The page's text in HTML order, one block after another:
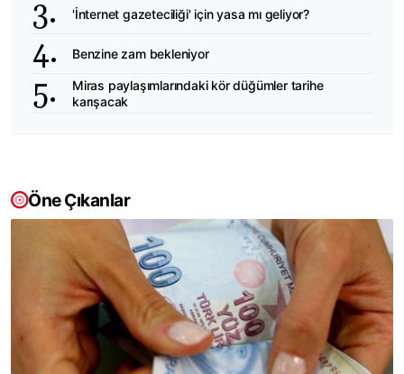
'İnternet gazeteciliği' için yasa mı geliyor?
Benzine zam bekleniyor
Miras paylaşımlarındaki kör düğümler tarihe
karışacak
Öne Çıkanlar